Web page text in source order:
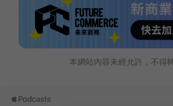
本網站內容未經允許，不得轉